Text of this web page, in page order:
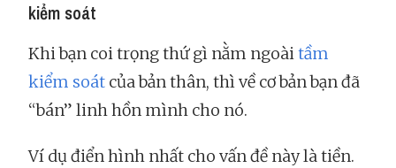
kiểm soát
Khi bạn coi trọng thứ gì nằm ngoàitầm
kiểm soát của bản thân, thì về cơ bản bạn đã
“bán” linh hồn mình cho nó.
Ví dụ điển hình nhất cho vấn đề này là tiền.